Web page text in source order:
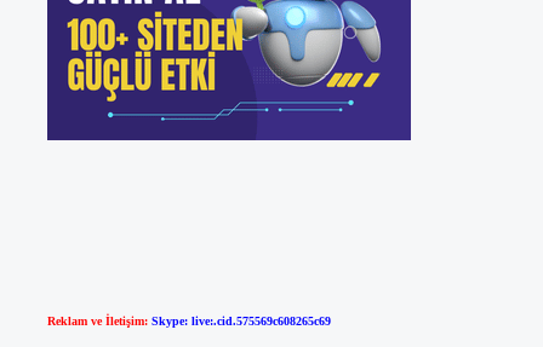
Reklam ve İletişim: Skype: live:.cid.575569c608265c69